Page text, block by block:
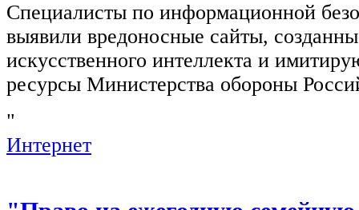
Специалисты по информационной
выявили вредоносные сайты,
искусственного интеллекта и
ресурсы Министерства обороны
"
Интернет